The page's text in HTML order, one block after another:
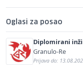
Oglasi za posao
Diplomirani
sigurnosti i
Granulo-Re
Prijava do: